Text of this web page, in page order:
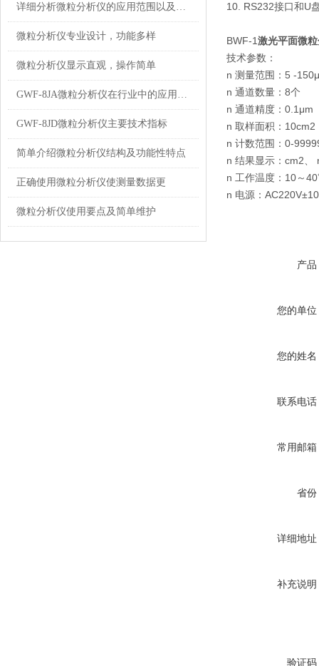
详细分析微粒分析仪的应用范围以及使用特点
微粒分析仪专业设计，功能多样
微粒分析仪显示直观，操作简单
GWF-8JA微粒分析仪在行业中的应用及突出特点
GWF-8JD微粒分析仪主要技术指标
简单介绍微粒分析仪结构及功能性特点
正确使用微粒分析仪使测量数据更
微粒分析仪使用要点及简单维护
10. RS232接口和U
BWF-1激光平面微
技术参数：
n 测量范围：5 -
n 通道数量：8个
n 通道精度：0.1μm
n 取样面积：10cm2
n 计数范围：0-
n 结果显示：cm2、
n 工作温度：10～
n 电源：
产品
您的单位
您的姓名
联系电话
常用邮箱
省份
详细地址
补充说明
验证码